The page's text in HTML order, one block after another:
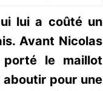
lui a coûté un
Avant Nicolas
porté le maillot
aboutir pour une